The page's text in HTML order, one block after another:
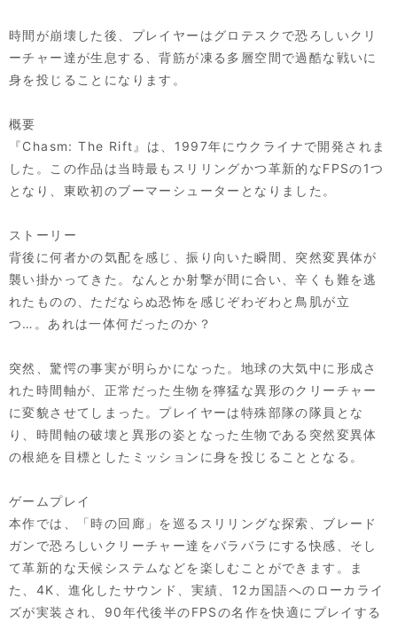
時間が崩壊した後、プレイヤーはグロテスクで恐ろしいクリ
ーチャー達が生息する、背筋が凍る多層空間で過酷な戦いに
身を投じることになります。
概要
『Chasm: The Rift』は、1997年にウクライナで開発されま
した。この作品は当時最もスリリングかつ革新的なFPSの1つ
となり、東欧初のブーマーシューターとなりました。
ストーリー
背後に何者かの気配を感じ、振り向いた瞬間、突然変異体が
襲い掛かってきた。なんとか射撃が間に合い、辛くも難を逃
れたものの、ただならぬ恐怖を感じぞわぞわと鳥肌が立
つ…。あれは一体何だったのか？
突然、驚愕の事実が明らかになった。地球の大気中に形成さ
れた時間軸が、正常だった生物を獰猛な異形のクリーチャー
に変貌させてしまった。プレイヤーは特殊部隊の隊員とな
り、時間軸の破壊と異形の姿となった生物である突然変異体
の根絶を目標としたミッションに身を投じることとなる。
ゲームプレイ
本作では、「時の回廊」を巡るスリリングな探索、ブレード
ガンで恐ろしいクリーチャー達をバラバラにする快感、そし
て革新的な天候システムなどを楽しむことができます。ま
た、4K、進化したサウンド、実績、12カ国語へのローカライ
ズが実装され、90年代後半のFPSの名作を快適にプレイする